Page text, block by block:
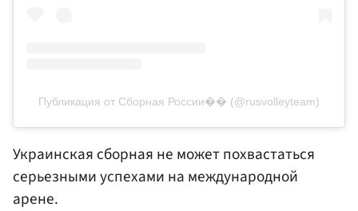
Публикация от Сборная России�� (@rusvolleyteam)
Украинская сборная не может похвастаться
серьезными успехами на международной
арене.